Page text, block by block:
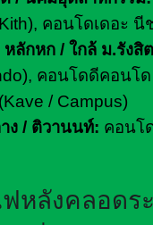
คอนโดเดอะ นี
ลักหก / ใกล้ ม.รังสิ
คอนโดดีคอนโ
/ Campus)
ง / ติวานนท์: คอนโ
ฟหลังคลอดร